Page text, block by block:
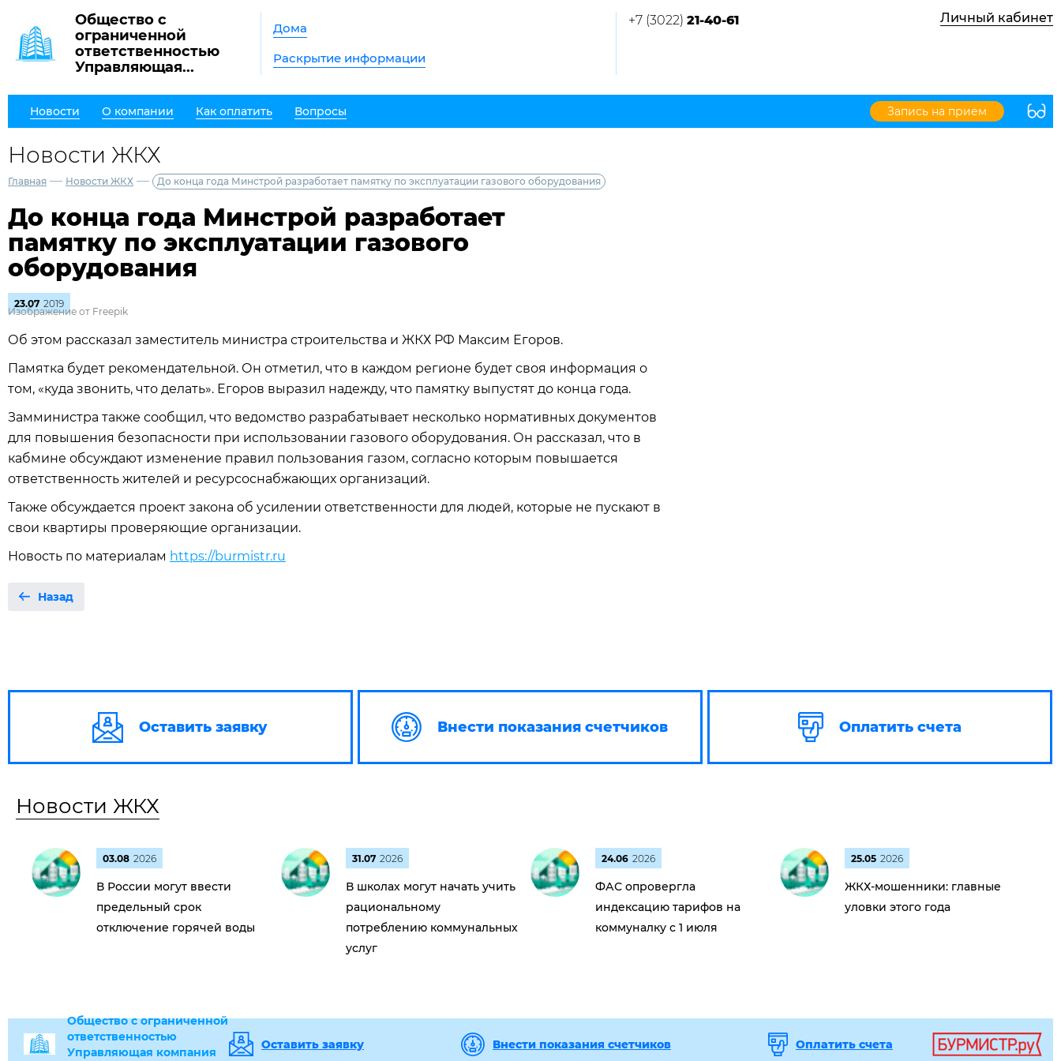
Общество с
ограниченной
ответственностью
Управляющая...
Дома
Раскрытие информации
+7 (3022) 21-40-61 Личный кабинет
Новости О компании Как оплатить Вопросы Запись на прием
Новости ЖКХ
Главная — Новости ЖКХ — До конца года Минстрой разработает памятку по эксплуатации газового оборудования
До конца года Минстрой разработает
памятку по эксплуатации газового
оборудования
23.07 2019
Изображение от Freepik
Об этом рассказал заместитель министра строительства и ЖКХ РФ Максим Егоров.
Памятка будет рекомендательной. Он отметил, что в каждом регионе будет своя информация о
том, «куда звонить, что делать». Егоров выразил надежду, что памятку выпустят до конца года.
Замминистра также сообщил, что ведомство разрабатывает несколько нормативных документов
для повышения безопасности при использовании газового оборудования. Он рассказал, что в
кабмине обсуждают изменение правил пользования газом, согласно которым повышается
ответственность жителей и ресурсоснабжающих организаций.
Также обсуждается проект закона об усилении ответственности для людей, которые не пускают в
свои квартиры проверяющие организации.
Новость по материалам https://burmistr.ru
Назад
Оставить заявку Внести показания счетчиков Оплатить счета
Новости ЖКХ
03.08 2026
В России могут ввести
предельный срок
отключение горячей воды
31.07 2026
В школах могут начать учить
рациональному
потреблению коммунальных
услуг
24.06 2026
ФАС опровергла
индексацию тарифов на
коммуналку с 1 июля
25.05 2026
ЖКХ-мошенники: главные
уловки этого года
Общество с ограниченной
ответственностью
Управляющая компания
Оставить заявку Внести показания счетчиков Оплатить счета